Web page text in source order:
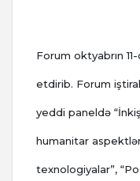
Forum oktyabrın
etdirib. Forum
yeddi paneldə
humanitar
texnologiyalar”,